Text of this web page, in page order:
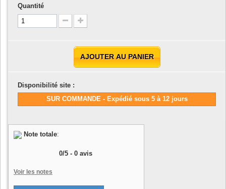
Quantité
AJOUTER AU PANIER
Disponibilité site :
SUR COMMANDE - Expédié sous 5 à 12 jours
Note totale:
0/5 - 0 avis
Voir les notes